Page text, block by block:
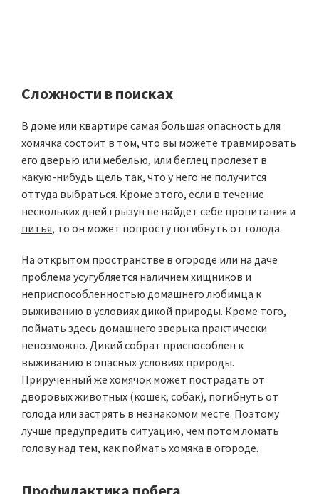
Сложности в поисках
В доме или квартире самая большая опасность для
хомячка состоит в том, что вы можете травмировать
его дверью или мебелью, или беглец пролезет в
какую-нибудь щель так, что у него не получится
оттуда выбраться. Кроме этого, если в течение
нескольких дней грызун не найдет себе пропитания и
питья, то он может попросту погибнуть от голода.
На открытом пространстве в огороде или на даче
проблема усугубляется наличием хищников и
неприспособленностью домашнего любимца к
выживанию в условиях дикой природы. Кроме того,
поймать здесь домашнего зверька практически
невозможно. Дикий собрат приспособлен к
выживанию в опасных условиях природы.
Прирученный же хомячок может пострадать от
дворовых животных (кошек, собак), погибнуть от
голода или застрять в незнакомом месте. Поэтому
лучше предупредить ситуацию, чем потом ломать
голову над тем, как поймать хомяка в огороде.